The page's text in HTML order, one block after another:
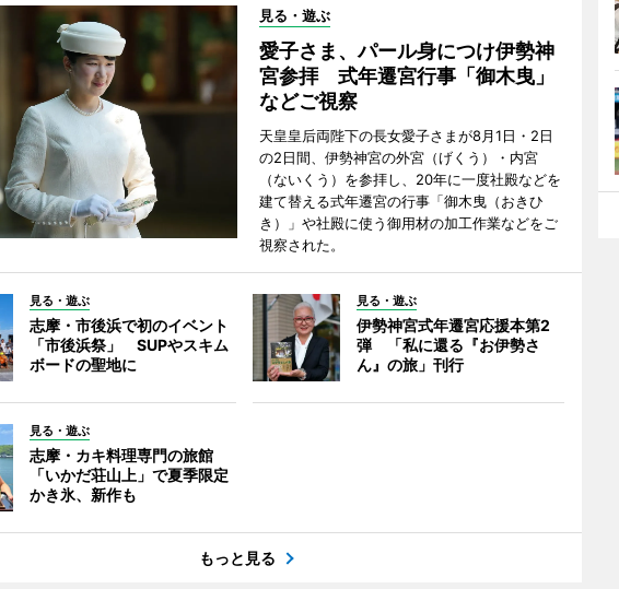
見る・遊ぶ
愛子さま、パール身につけ伊勢神
宮参拝 式年遷宮行事「御木曳」
などご視察
天皇皇后両陛下の長女愛子さまが8月1日・2日
の2日間、伊勢神宮の外宮（げくう）・内宮
（ないくう）を参拝し、20年に一度社殿などを
建て替える式年遷宮の行事「御木曳（おきひ
き）」や社殿に使う御用材の加工作業などをご
視察された。
見る・遊ぶ
志摩・市後浜で初のイベント
「市後浜祭」 SUPやスキム
ボードの聖地に
見る・遊ぶ
伊勢神宮式年遷宮応援本第2
弾 「私に還る『お伊勢さ
ん』の旅」刊行
見る・遊ぶ
志摩・カキ料理専門の旅館
「いかだ荘山上」で夏季限定
かき氷、新作も
もっと見る